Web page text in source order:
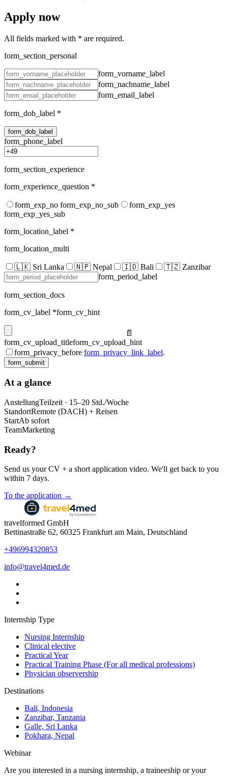
Apply now
All fields marked with * are required.
form_section_personal
form_vorname_label
form_nachname_label
form_email_label
form_dob_label *
form_dob_label
form_phone_label
form_section_experience
form_experience_question *
form_exp_no form_exp_no_sub
form_exp_yes
form_exp_yes_sub
form_location_label *
form_location_multi
🇱🇰 Sri Lanka 🇳🇵 Nepal 🇮🇩 Bali
🇹🇿 Zanzibar
form_period_label
form_section_docs
form_cv_label *form_cv_hint
📄
form_cv_upload_titleform_cv_upload_hint
form_privacy_before form_privacy_link_label.
form_submit
At a glance
AnstellungTeilzeit · 15–20 Std./Woche
StandortRemote (DACH) + Reisen
StartAb sofort
TeamMarketing
Ready?
Send us your CV + a short application video. We'll get back to you
within 7 days.
To the application →
travelformed GmbH
Bettinastraße 62, 60325 Frankfurt am Main, Deutschland
+496994320853
info@travel4med.de
Internship Type
Nursing Internship
Clinical elective
Practical Year
Practical Training Phase (For all medical professions)
Physician observership
Destinations
Bali, Indonesia
Zanzibar, Tanzania
Galle, Sri Lanka
Pokhara, Nepal
Webinar
Are you interested in a nursing internship, a traineeship or your